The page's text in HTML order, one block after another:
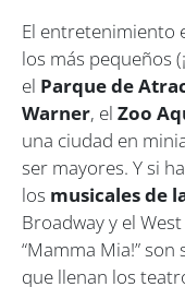
El entretenimiento
los más pequeños
el Parque de
Warner, el Zoo
una ciudad en
ser mayores. Y si
los musicales de
Broadway y el West
“Mamma Mia!”
que llenan los